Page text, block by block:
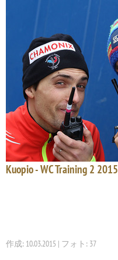
Kuopio - WC Training 2 2015
作成: 10.03.2015 | フォト: 37